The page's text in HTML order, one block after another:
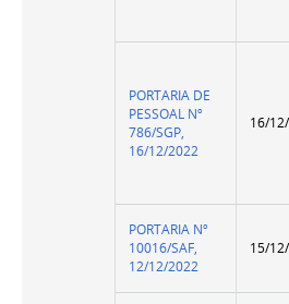
PORTARIA DE
PESSOAL Nº
786/SGP,
16/12/2022
16/
PORTARIA Nº
10016/SAF,
12/12/2022
15/